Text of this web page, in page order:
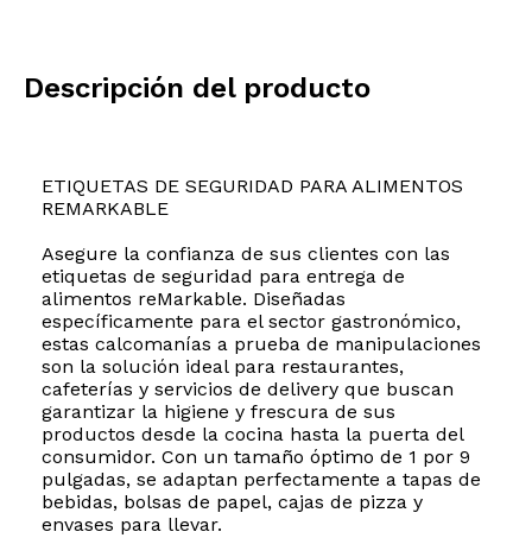
Descripción del producto
ETIQUETAS DE SEGURIDAD PARA ALIMENTOS
REMARKABLE
Asegure la confianza de sus clientes con las
etiquetas de seguridad para entrega de
alimentos reMarkable. Diseñadas
específicamente para el sector gastronómico,
estas calcomanías a prueba de manipulaciones
son la solución ideal para restaurantes,
cafeterías y servicios de delivery que buscan
garantizar la higiene y frescura de sus
productos desde la cocina hasta la puerta del
consumidor. Con un tamaño óptimo de 1 por 9
pulgadas, se adaptan perfectamente a tapas de
bebidas, bolsas de papel, cajas de pizza y
envases para llevar.